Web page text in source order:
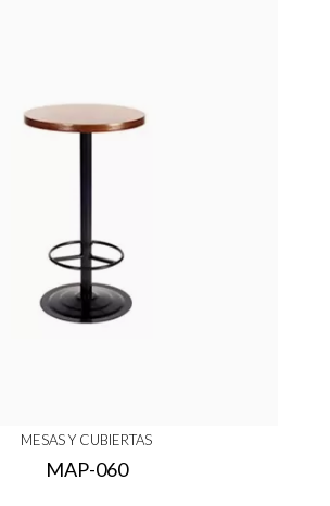
MESAS Y CUBIERTAS
MAP-060